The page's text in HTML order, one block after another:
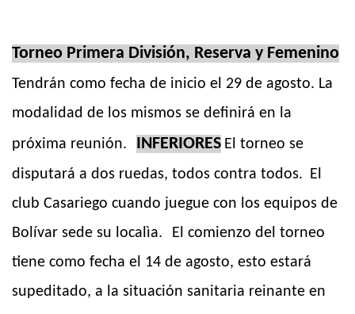
Torneo Primera División, Reserva y Femenino
Tendrán como fecha de inicio el 29 de agosto. La
modalidad de los mismos se definirá en la
próxima reunión.
INFERIORES El torneo se
disputará a dos ruedas, todos contra todos. El
club Casariego cuando juegue con los equipos de
Bolívar sede su localìa.
El comienzo del torneo
tiene como fecha el 14 de agosto, esto estará
supeditado, a la situación sanitaria reinante en